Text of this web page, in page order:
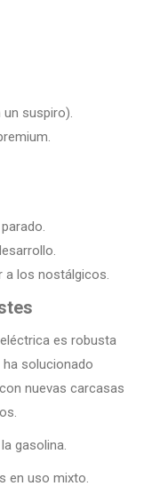
un suspiro).
a los nostálgicos.
es robusta
solucionado
nuevas carcasas
gasolina.
en uso mixto.